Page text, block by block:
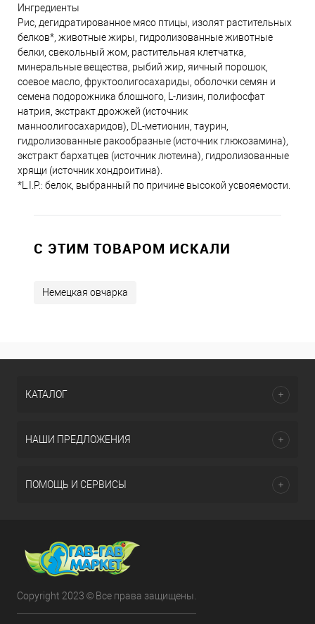
Ингредиенты
Рис, дегидратированное мясо птицы, изолят растительных
белков*, животные жиры, гидролизованные животные
белки, свекольный жом, растительная клетчатка,
минеральные вещества, рыбий жир, яичный порошок,
соевое масло, фруктоолигосахариды, оболочки семян и
семена подорожника блошного, L-лизин, полифосфат
натрия, экстракт дрожжей (источник
манноолигосахаридов), DL-метионин, таурин,
гидролизованные ракообразные (источник глюкозамина),
экстракт бархатцев (источник лютеина), гидролизованные
хрящи (источник хондроитина).
*L.I.P.: белок, выбранный по причине высокой усвояемости.
C ЭТИМ ТОВАРОМ ИСКАЛИ
Немецкая овчарка
КАТАЛОГ
НАШИ ПРЕДЛОЖЕНИЯ
ПОМОЩЬ И СЕРВИСЫ
Copyright 2023 © Все права защищены.